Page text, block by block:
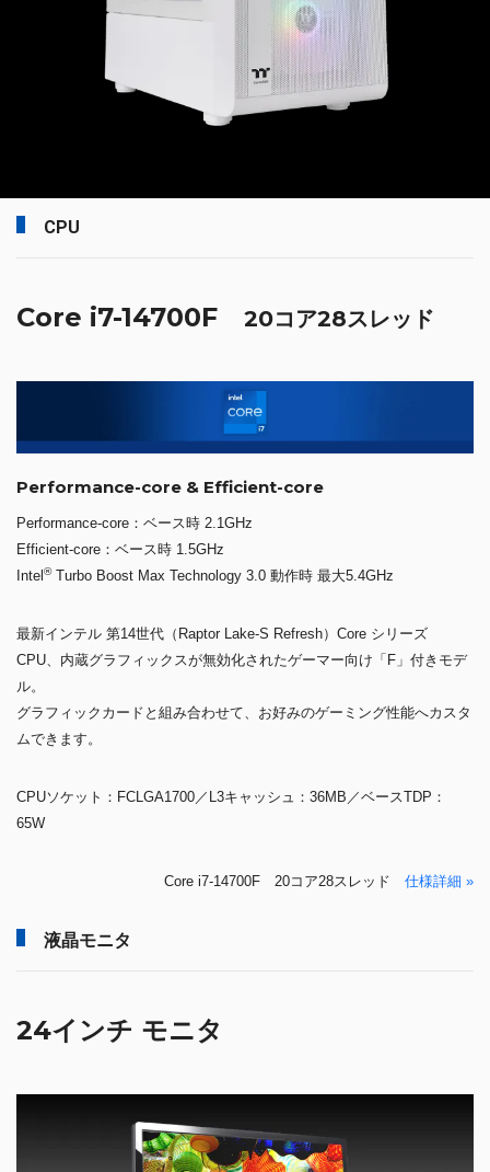
CPU
Core i7-14700F 20コア28スレッド
Performance-core & Efficient-core
Performance-core：ベース時 2.1GHz
Efficient-core：ベース時 1.5GHz
Intel ®Turbo Boost Max Technology 3.0 動作時 最大5.4GHz
最新インテル 第14世代（Raptor Lake-S Refresh）Core シリーズ
CPU、内蔵グラフィックスが無効化されたゲーマー向け「F」付きモデ
ル。
グラフィックカードと組み合わせて、お好みのゲーミング性能へカスタ
ムできます。
CPUソケット：FCLGA1700／L3キャッシュ：36MB／ベースTDP：
65W
Core i7-14700F 20コア28スレッド 仕様詳細 »
液晶モニタ
24インチ モニタ